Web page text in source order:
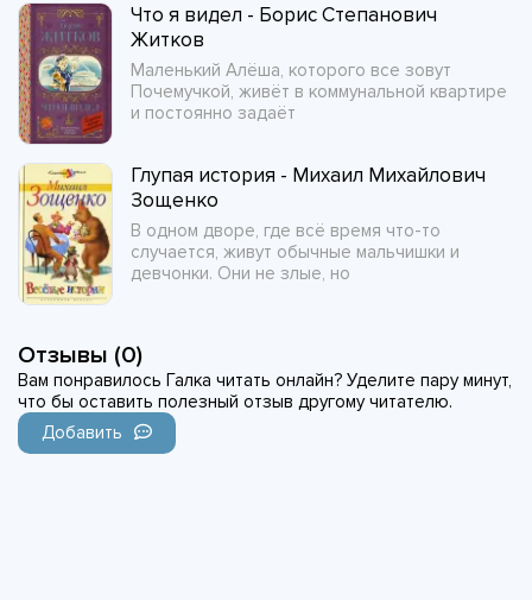
Что я видел - Борис Степанович
Житков
Маленький Алёша, которого все зовут
Почемучкой, живёт в коммунальной квартире
и постоянно задаёт
Глупая история - Михаил Михайлович
Зощенко
В одном дворе, где всё время что-то
случается, живут обычные мальчишки и
девчонки. Они не злые, но
Отзывы (0)
Вам понравилось Галка читать онлайн? Уделите пару минут,
что бы оставить полезный отзыв другому читателю.
Добавить